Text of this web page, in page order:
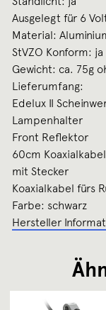
Ausgelegt für 6
Material:
StVZO Konform: ja
Gewicht: ca. 75g
Lieferumfang:
Edelux II
Lampenhalter
Front Reflektor
60cm
mit Stecker
Koaxialkabel fürs
Farbe: schwarz
Hersteller